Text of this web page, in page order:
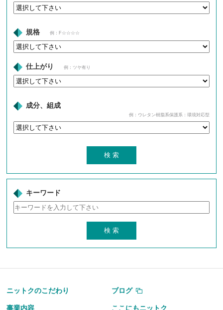
規格 例：F☆☆☆☆
仕上がり 例：ツヤ有り
成分、組成
例：ウレタン樹脂系保護系：環境対応型
キーワード
ニットクのこだわり ブログ
事業内容 ここにもニットク